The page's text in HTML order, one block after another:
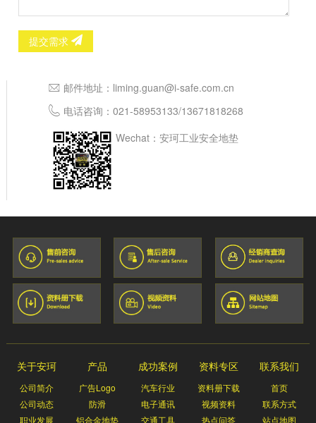
提交需求
邮件地址： liming.guan@i-safe.com.cn
电话咨询： 021-58953133/13671818268
Wechat：安珂工业安全地垫
关于安珂
公司简介
公司动态
职业发展
产品
广告Logo
防滑
铝合金地垫
成功案例
汽车行业
电子通讯
交通工具
资料专区
资料册下载
视频资料
热点问答
联系我们
首页
联系方式
站点地图